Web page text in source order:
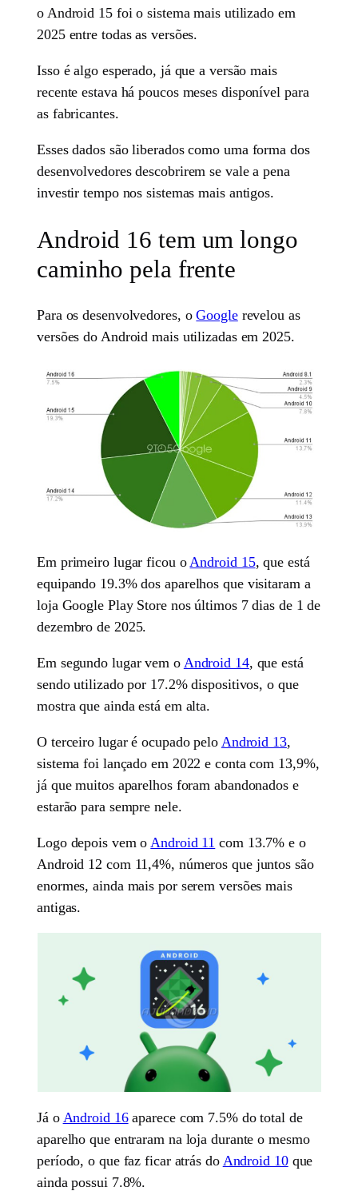
o Android 15 foi o sistema mais utilizado em
2025 entre todas as versões.
Isso é algo esperado, já que a versão mais
recente estava há poucos meses disponível para
as fabricantes.
Esses dados são liberados como uma forma dos
desenvolvedores descobrirem se vale a pena
investir tempo nos sistemas mais antigos.
Android 16 tem um longo
caminho pela frente
Para os desenvolvedores, oGooglerevelou as
versões do Android mais utilizadas em 2025.
Em primeiro lugar ficou o Android 15, que está
equipando 19.3% dos aparelhos que visitaram a
loja Google Play Store nos últimos 7 dias de 1 de
dezembro de 2025.
Em segundo lugar vem o Android 14, que está
sendo utilizado por 17.2% dispositivos, o que
mostra que ainda está em alta.
O terceiro lugar é ocupado pelo Android 13,
sistema foi lançado em 2022 e conta com 13,9%,
já que muitos aparelhos foram abandonados e
estarão para sempre nele.
Logo depois vem o Android 11 com 13.7% e o
Android 12 com 11,4%, números que juntos são
enormes, ainda mais por serem versões mais
antigas.
Já o Android 16aparece com 7.5% do total de
aparelho que entraram na loja durante o mesmo
período, o que faz ficar atrás do Android 10que
ainda possui 7.8%.